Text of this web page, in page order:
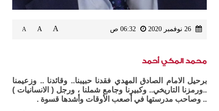
A
A
A
محمد المكي أحمد
برحيل الامام الصادق المهدي فقدنا حبيبنا.. وقائدنا .. وزعيمنا
..ورمزنا التاريخي.. وكبيرنا وجامع شملنا ، ورجل ( الانسانيات )
.. وصاحب مدرستها في أصعب الأوقات وأشدها قسوة .